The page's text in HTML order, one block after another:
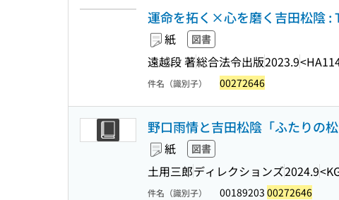
運命を拓く×心を磨く吉田松陰 :
紙 図書
遠越段 著総合法令出版2023.9
件名（識別子） 00272646
野口雨情と吉田松陰「ふたりの
紙 図書
土用三郎ディレクションズ2024.9
件名（識別子） 00189203 00272646